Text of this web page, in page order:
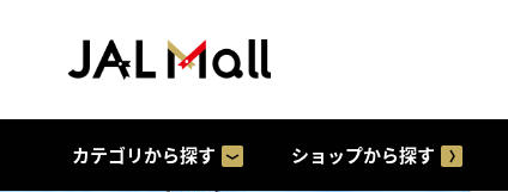
カテゴリから探す ショップから探す